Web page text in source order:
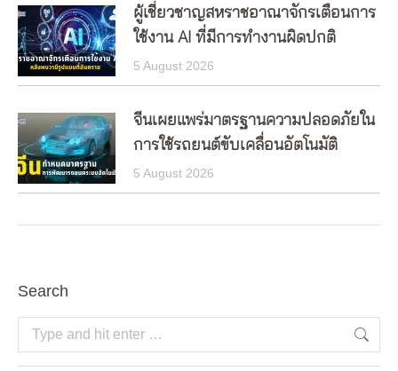
ผู้เชี่ยวชาญสหราชอาณาจักรเตือนการ
ใช้งาน AI ที่มีการทำงานผิดปกติ
5 August 2026
จีนเผยแพร่มาตรฐานความปลอดภัยใน
การใช้รถยนต์ขับเคลื่อนอัตโนมัติ
5 August 2026
Search
Search: